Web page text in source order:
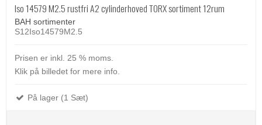
Iso 14579 M2.5 rustfri A2 cylinderhoved TORX sortiment 12rum
BAH sortimenter
S12Iso14579M2.5
Prisen er inkl. 25 % moms.
Klik på billedet for mere info.
På lager (1 Sæt)